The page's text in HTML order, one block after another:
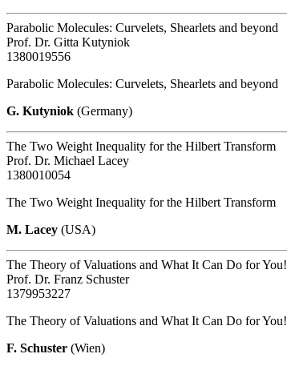
Parabolic Molecules: Curvelets, Shearlets and beyond
Prof. Dr. Gitta Kutyniok
1380019556
Parabolic Molecules: Curvelets, Shearlets and beyond
G. Kutyniok (Germany)
The Two Weight Inequality for the Hilbert Transform
Prof. Dr. Michael Lacey
1380010054
The Two Weight Inequality for the Hilbert Transform
M. Lacey (USA)
The Theory of Valuations and What It Can Do for You!
Prof. Dr. Franz Schuster
1379953227
The Theory of Valuations and What It Can Do for You!
F. Schuster (Wien)